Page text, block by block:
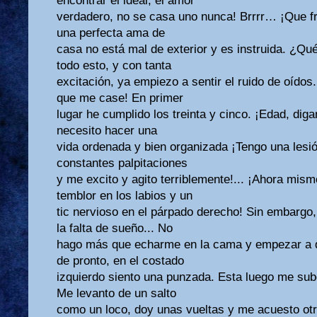
verdadero, no se casa uno nunca! Brrrr… ¡Que
una perfecta ama de
casa no está mal de exterior y es instruida.
todo esto, y con tanta
excitación, ya empiezo a sentir el ruido de
que me case! En primer
lugar he cumplido los treinta y cinco. ¡Edad,
necesito hacer una
vida ordenada y bien organizada ¡Tengo una
constantes palpitaciones
y me excito y agito terriblemente!... ¡Ahora
temblor en los labios y un
tic nervioso en el párpado derecho! Sin
la falta de sueño... No
hago más que echarme en la cama y empezar a
de pronto, en el costado
izquierdo siento una punzada. Esta luego me
Me levanto de un salto
como un loco, doy unas vueltas y me acuesto